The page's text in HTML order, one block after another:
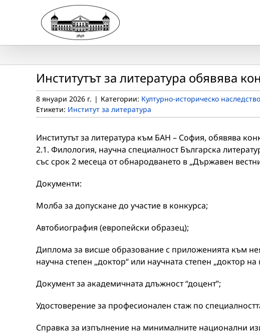
Институтът за литература обявява
8 януари 2026 г. | Категории: Културно-историческо
Етикети: Институт за литература
Институтът за литература към БАН – София, обявява
2.1. Филология, научна специалност Българска
със срок 2 месеца от обнародването в „Държавен
Документи:
Молба за допускане до участие в конкурса;
Автобиография (европейски образец);
Диплома за висше образование с приложенията към
научна степен „доктор“ или научната степен „доктор на
Документ за академичната длъжност “доцент”;
Удостоверение за професионален стаж по
Справка за изпълнение на минималните национални